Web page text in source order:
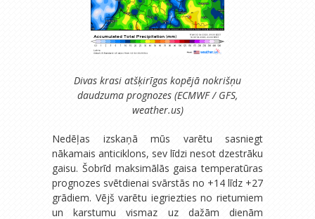
Divas krasi atšķirīgas kopējā nokrišņu
daudzuma prognozes (ECMWF / GFS,
weather.us)
Nedēļas izskaņā mūs varētu sasniegt
nākamais anticiklons, sev līdzi nesot dzestrāku
gaisu. Šobrīd maksimālās gaisa temperatūras
prognozes svētdienai svārstās no +14 līdz +27
grādiem. Vējš varētu iegriezties no rietumiem
un karstumu vismaz uz dažām dienām